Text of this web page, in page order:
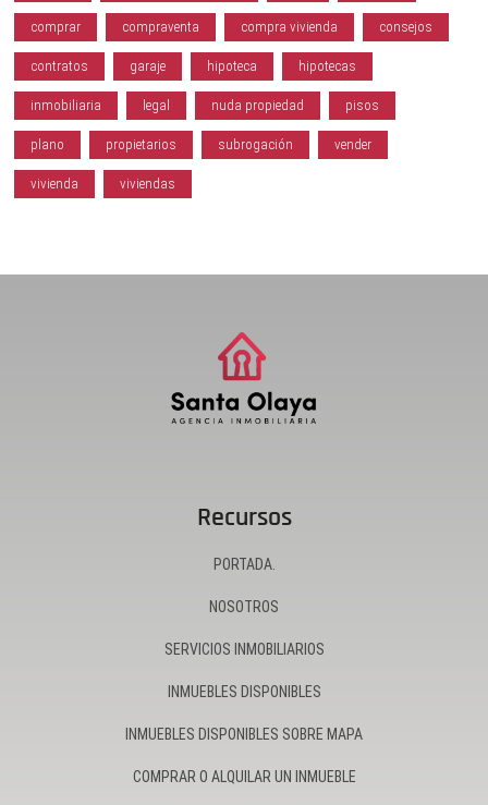
comprar compraventa compra vivienda consejos
contratos garaje hipoteca hipotecas
inmobiliaria legal nuda propiedad pisos
plano propietarios subrogación vender
vivienda viviendas
Recursos
PORTADA.
NOSOTROS
SERVICIOS INMOBILIARIOS
INMUEBLES DISPONIBLES
INMUEBLES DISPONIBLES SOBRE MAPA
COMPRAR O ALQUILAR UN INMUEBLE